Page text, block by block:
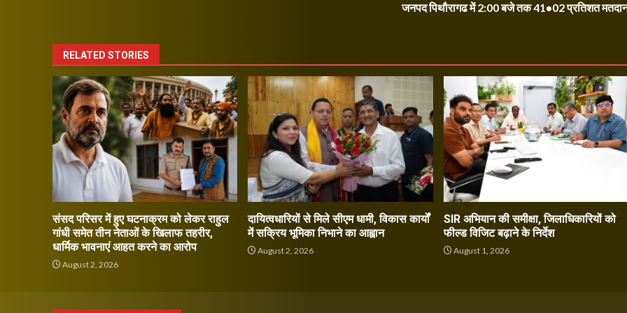
जनपद पिथौरागढ में 2:00 बजे तक 41•02 प्रतिशत
RELATED STORIES
संसद परिसर में हुए घटनाक्रम को लेकर राहुल
गांधी समेत तीन नेताओं के खिलाफ तहरीर,
धार्मिक भावनाएं आहत करने का आरोप
August 2, 2026
दायित्वधारियों से मिले सीएम धामी, विकास कार्यों
में सक्रिय भूमिका निभाने का आह्वान
August 2, 2026
SIR अभियान की समीक्षा, जिलाधिकारियों को
फील्ड विजिट बढ़ाने के निर्देश
August 1, 2026